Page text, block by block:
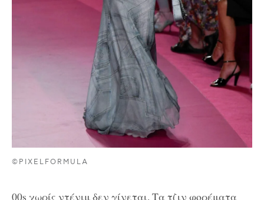
©PIXELFORMULA
00s χωρίς ντένιμ δεν γίνεται. Τα τζιν φορέματα